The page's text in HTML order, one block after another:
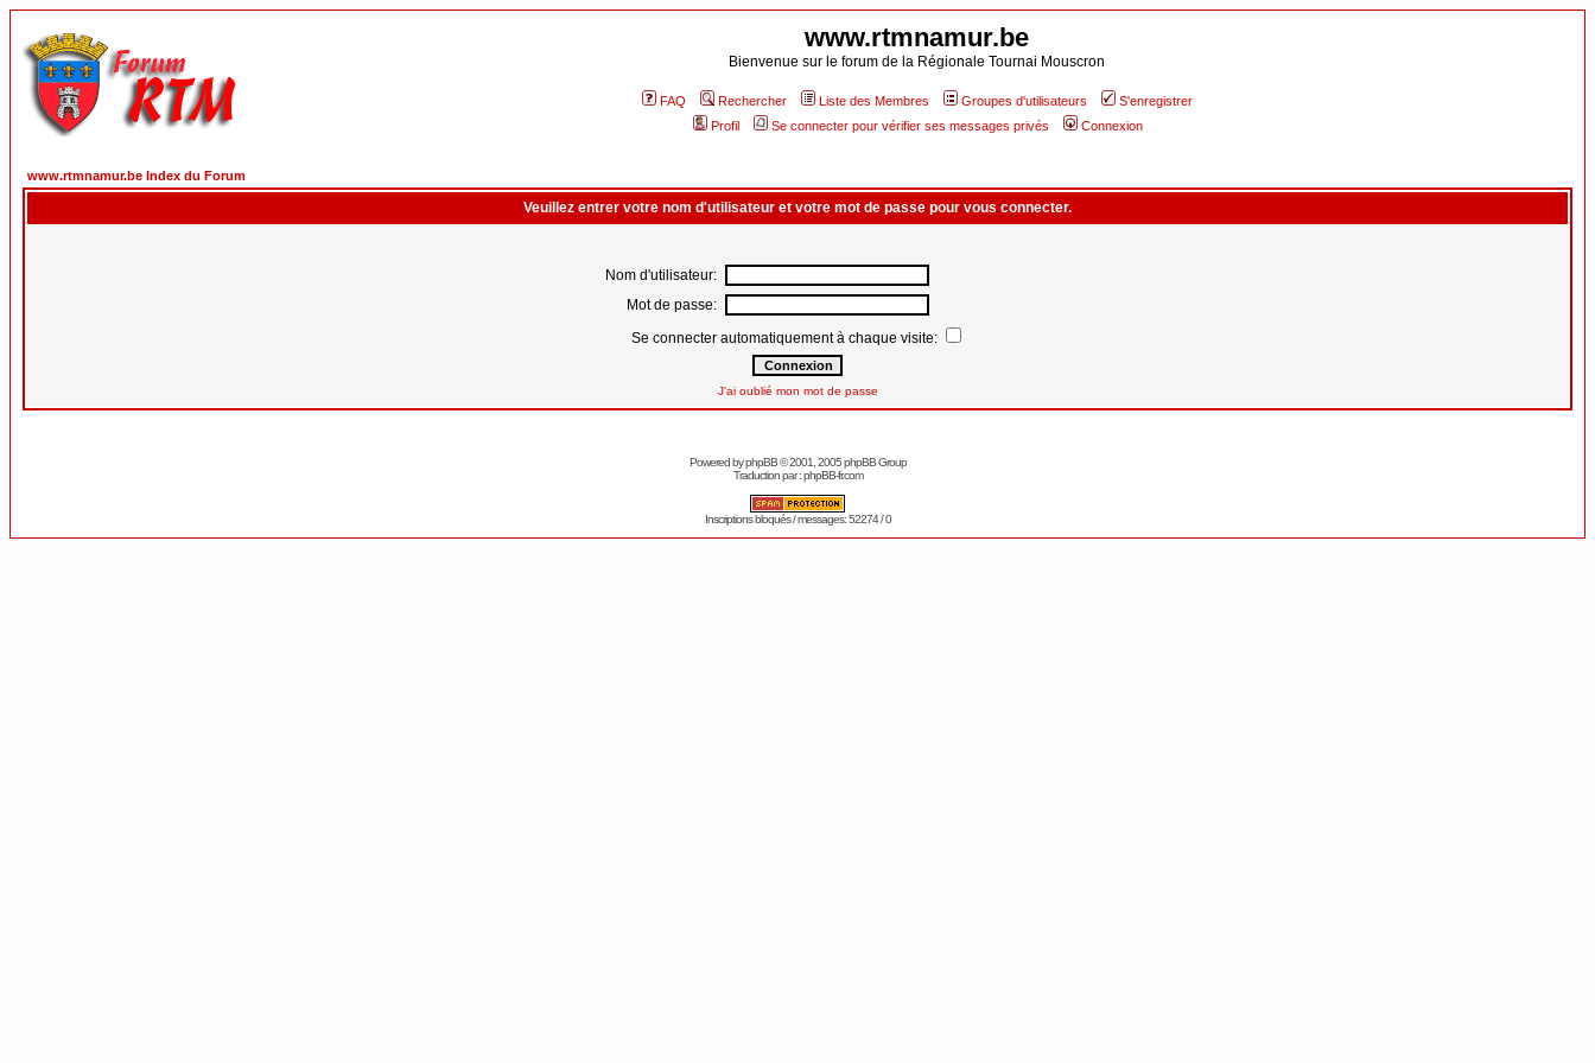
www.rtmnamur.be
Bienvenue sur le forum de la Régionale Tournai Mouscron
FAQ Rechercher Liste des Membres Groupes d'utilisateurs
S'enregistrer
Profil
Se connecter pour vérifier ses messages privés Connexion
www.rtmnamur.be Index du Forum
Veuillez entrer votre nom d'utilisateur et votre mot de passe pour vous connecter.
Nom d'utilisateur:
Mot de passe:
Se connecter automatiquement à chaque visite:
J'ai oublié mon mot de passe
Powered byphpBB© 2001, 2005 phpBB Group
Traduction par :phpBB-fr.com
Inscriptions bloqués / messages: 52274 / 0